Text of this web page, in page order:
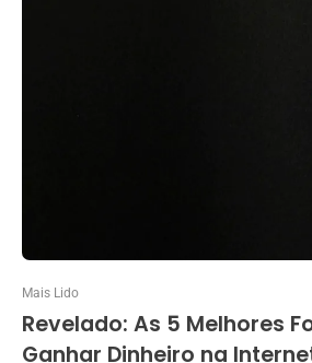
Mais Lido
Revelado: As 5 Melhores
Ganhar Dinheiro na